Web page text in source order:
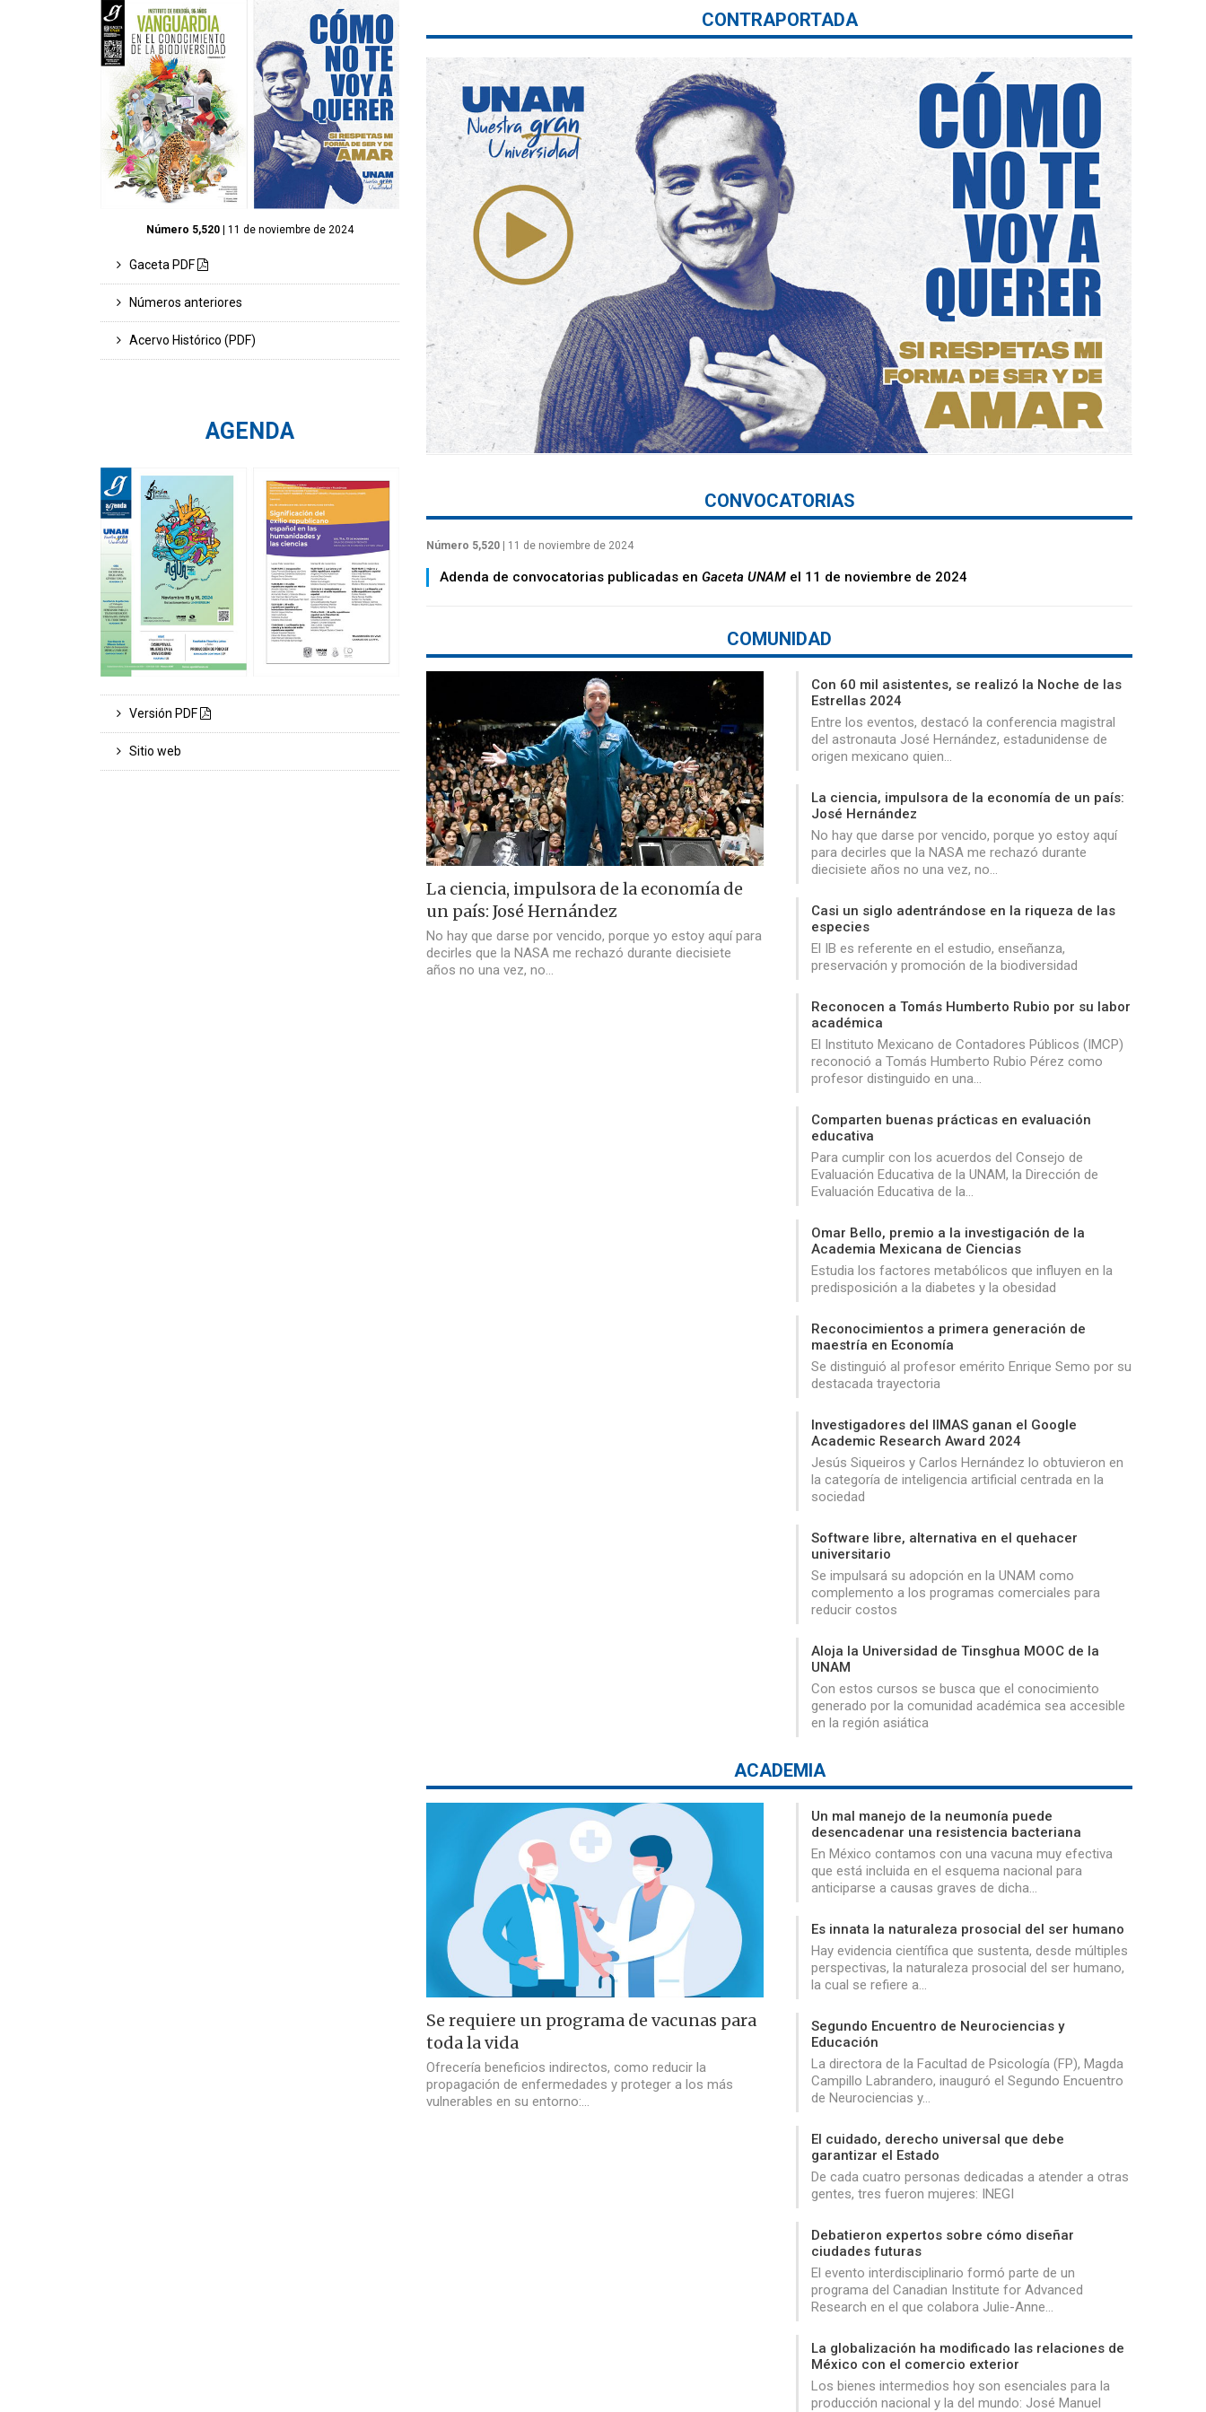
Número 5,520 | 11 de noviembre de 2024
Gaceta PDF
Números anteriores
Acervo Histórico (PDF)
AGENDA
Versión PDF
Sitio web
CONTRAPORTADA
CONVOCATORIAS
Número 5,520 | 11 de noviembre de 2024
Adenda de convocatorias publicadas enGaceta UNAM el 11 de noviembre de 2024
COMUNIDAD
La ciencia, impulsora de la economía de
un país: José Hernández
No hay que darse por vencido, porque yo estoy aquí para
decirles que la NASA me rechazó durante diecisiete
años no una vez, no…
Con 60 mil asistentes, se realizó la Noche de las
Estrellas 2024
Entre los eventos, destacó la conferencia magistral
del astronauta José Hernández, estadunidense de
origen mexicano quien…
La ciencia, impulsora de la economía de un país:
José Hernández
No hay que darse por vencido, porque yo estoy aquí
para decirles que la NASA me rechazó durante
diecisiete años no una vez, no…
Casi un siglo adentrándose en la riqueza de las
especies
El IB es referente en el estudio, enseñanza,
preservación y promoción de la biodiversidad
Reconocen a Tomás Humberto Rubio por su labor
académica
El Instituto Mexicano de Contadores Públicos (IMCP)
reconoció a Tomás Humberto Rubio Pérez como
profesor distinguido en una…
Comparten buenas prácticas en evaluación
educativa
Para cumplir con los acuerdos del Consejo de
Evaluación Educativa de la UNAM, la Dirección de
Evaluación Educativa de la…
Omar Bello, premio a la investigación de la
Academia Mexicana de Ciencias
Estudia los factores metabólicos que influyen en la
predisposición a la diabetes y la obesidad
Reconocimientos a primera generación de
maestría en Economía
Se distinguió al profesor emérito Enrique Semo por su
destacada trayectoria
Investigadores del IIMAS ganan el Google
Academic Research Award 2024
Jesús Siqueiros y Carlos Hernández lo obtuvieron en
la categoría de inteligencia artificial centrada en la
sociedad
Software libre, alternativa en el quehacer
universitario
Se impulsará su adopción en la UNAM como
complemento a los programas comerciales para
reducir costos
Aloja la Universidad de Tinsghua MOOC de la
UNAM
Con estos cursos se busca que el conocimiento
generado por la comunidad académica sea accesible
en la región asiática
ACADEMIA
Se requiere un programa de vacunas para
toda la vida
Ofrecería beneficios indirectos, como reducir la
propagación de enfermedades y proteger a los más
vulnerables en su entorno:…
Un mal manejo de la neumonía puede
desencadenar una resistencia bacteriana
En México contamos con una vacuna muy efectiva
que está incluida en el esquema nacional para
anticiparse a causas graves de dicha…
Es innata la naturaleza prosocial del ser humano
Hay evidencia científica que sustenta, desde múltiples
perspectivas, la naturaleza prosocial del ser humano,
la cual se refiere a…
Segundo Encuentro de Neurociencias y
Educación
La directora de la Facultad de Psicología (FP), Magda
Campillo Labrandero, inauguró el Segundo Encuentro
de Neurociencias y…
El cuidado, derecho universal que debe
garantizar el Estado
De cada cuatro personas dedicadas a atender a otras
gentes, tres fueron mujeres: INEGI
Debatieron expertos sobre cómo diseñar
ciudades futuras
El evento interdisciplinario formó parte de un
programa del Canadian Institute for Advanced
Research en el que colabora Julie-Anne…
La globalización ha modificado las relaciones de
México con el comercio exterior
Los bienes intermedios hoy son esenciales para la
producción nacional y la del mundo: José Manuel